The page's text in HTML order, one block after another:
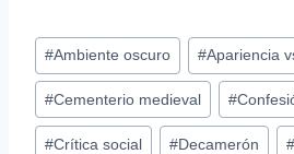
Etiquetas
de
la
entrada:
#Ambiente oscuro #Apariencia
#Cementerio medieval #
#Crítica social #Decamerón #